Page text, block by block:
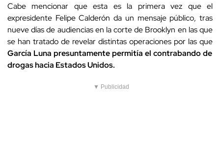
Cabe mencionar que esta es la primera vez que el
expresidente Felipe Calderón da un mensaje público, tras
nueve días de audiencias en la corte de Brooklyn en las que
se han tratado de revelar distintas operaciones por las que
García Luna presuntamente permitía el contrabando de
drogas hacia Estados Unidos.
▼ Publicidad